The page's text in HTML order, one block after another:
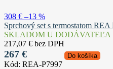
308 € –13 %
Sprchový set s termostatom
SKLADOM U DODÁVATEĽA
217,07 € bez DPH
267 € Do košíka
Kód: REA-P7997